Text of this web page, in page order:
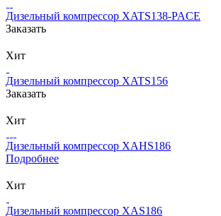
Дизельный компрессор XATS138-PACE
Заказать
Хит
Дизельный компрессор XATS156
Заказать
Хит
Дизельный компрессор XAHS186
Подробнее
Хит
Дизельный компрессор XAS186